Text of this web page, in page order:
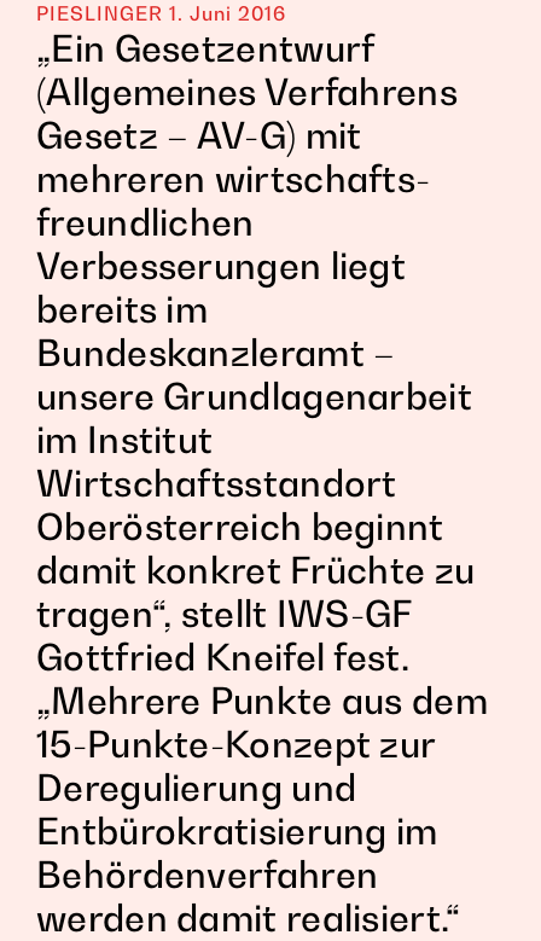
PIESLINGER 1. Juni 2016
„Ein Gesetzentwurf
(Allgemeines Verfahrens
Gesetz – AV-G) mit
mehreren wirtschafts-
freundlichen
Verbesserungen liegt
bereits im
Bundeskanzleramt –
unsere Grundlagenarbeit
im Institut
Wirtschaftsstandort
Oberösterreich beginnt
damit konkret Früchte zu
tragen“, stellt IWS-GF
Gottfried Kneifel fest.
„Mehrere Punkte aus dem
15-Punkte-Konzept zur
Deregulierung und
Entbürokratisierung im
Behördenverfahren
werden damit realisiert.“